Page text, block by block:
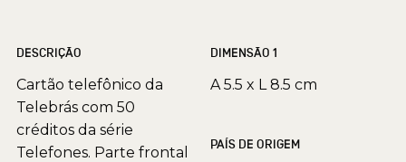
DESCRIÇÃO
Cartão telefônico da
Telebrás com 50
créditos da série
Telefones. Parte frontal
DIMENSÃO 1
A 5.5 x L 8.5 cm
PAÍS DE ORIGEM